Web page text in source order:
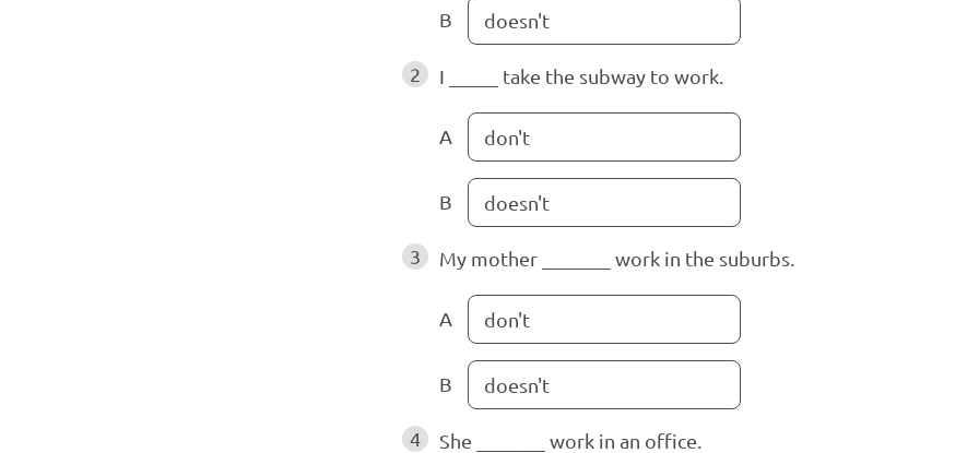
B doesn't
2 I _____ take the subway to work.
A don't
B doesn't
3 My mother _______ work in the suburbs.
A don't
B doesn't
4 She _______ work in an office.